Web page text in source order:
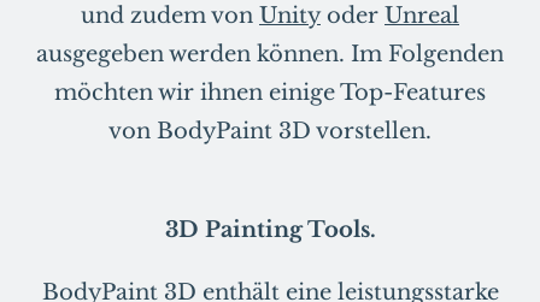
und zudem von Unityoder Unreal
ausgegeben werden können. Im Folgenden
möchten wir ihnen einige Top-Features
von BodyPaint 3D vorstellen.
3D Painting Tools.
BodyPaint 3D enthält eine leistungsstarke